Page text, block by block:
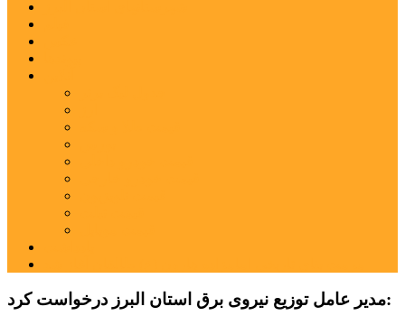
مدیر عامل توزیع نیروی برق استان البرز درخواست کرد: